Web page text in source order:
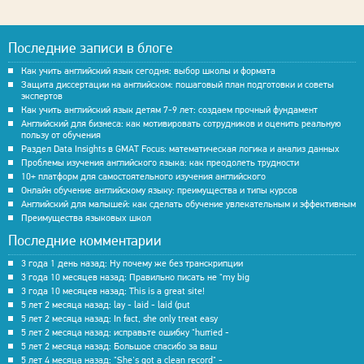
Последние записи в блоге
Как учить английский язык сегодня: выбор школы и формата
Защита диссертации на английском: пошаговый план подготовки и советы
экспертов
Как учить английский язык детям 7-9 лет: создаем прочный фундамент
Английский для бизнеса: как мотивировать сотрудников и оценить реальную
пользу от обучения
Раздел Data Insights в GMAT Focus: математическая логика и анализ данных
Проблемы изучения английского языка: как преодолеть трудности
10+ платформ для самостоятельного изучения английского
Онлайн обучение английскому языку: преимущества и типы курсов
Английский для малышей: как сделать обучение увлекательным и эффективным
Преимущества языковых школ
Последние комментарии
3 года 1 день назад: Ну почему же без транскрипции
3 года 10 месяцев назад: Правильно писать не "my big
3 года 10 месяцев назад: This is a great site!
5 лет 2 месяца назад: lay - laid - laid (put
5 лет 2 месяца назад: In fact, she only treat easy
5 лет 2 месяца назад: исправьте ошибку "hurried -
5 лет 2 месяца назад: Большое спасибо за ваш
5 лет 4 месяца назад: "She's got a clean record" -